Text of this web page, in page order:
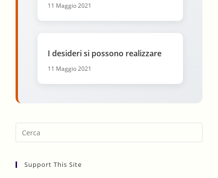
11 Maggio 2021
I desideri si possono realizzare
11 Maggio 2021
Support This Site